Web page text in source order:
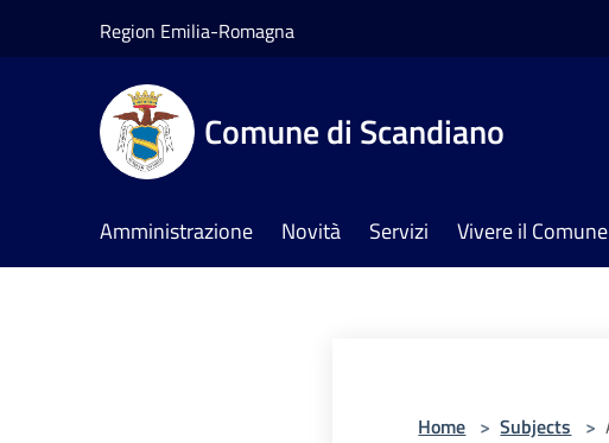
Region Emilia-Romagna
Comune di Scandiano
Amministrazione Novità Servizi Vivere il Comune
Home > Subjects >